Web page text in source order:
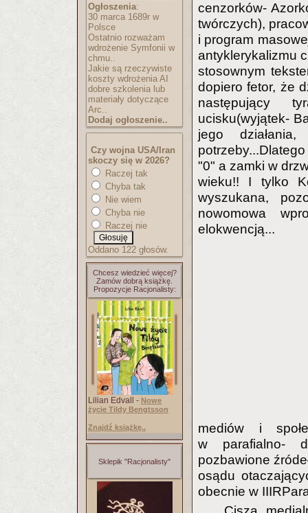
Ogłoszenia:
30 marca 1689r w
Polsce
Ostatnio rozważam
wdrożenie Symfonii w
chmu..
Jakie są rzeczywiste
koszty wdrożenia AI
dobre szkolenia lub
materiały dotyczące
Arc..
Dodaj ogłoszenie..
Czy wojna USA/Iran
skoczy się w 2026?
Raczej tak
Chyba tak
Nie wiem
Chyba nie
Raczej nie
Oddano 122 głosów.
Chcesz wiedzieć więcej?
Zamów dobrą książkę.
Propozycje Racjonalisty:
Lilian Edvall - Nowe
życie Tildy Bengtsson
Znajdź książkę..
Sklepik "Racjonalisty"
cenzorków-
twórczych),
i program
antyklerykalizmu
stosownym
dopiero fetor, że
następujący
ucisku(wyjątek-
jego
"0" a zamki w
wieku!! I tylko
wyszukana,
nowomowa
elokwencją...
mediów i
w parafialno-
pozbawione
osądu
obecnie w